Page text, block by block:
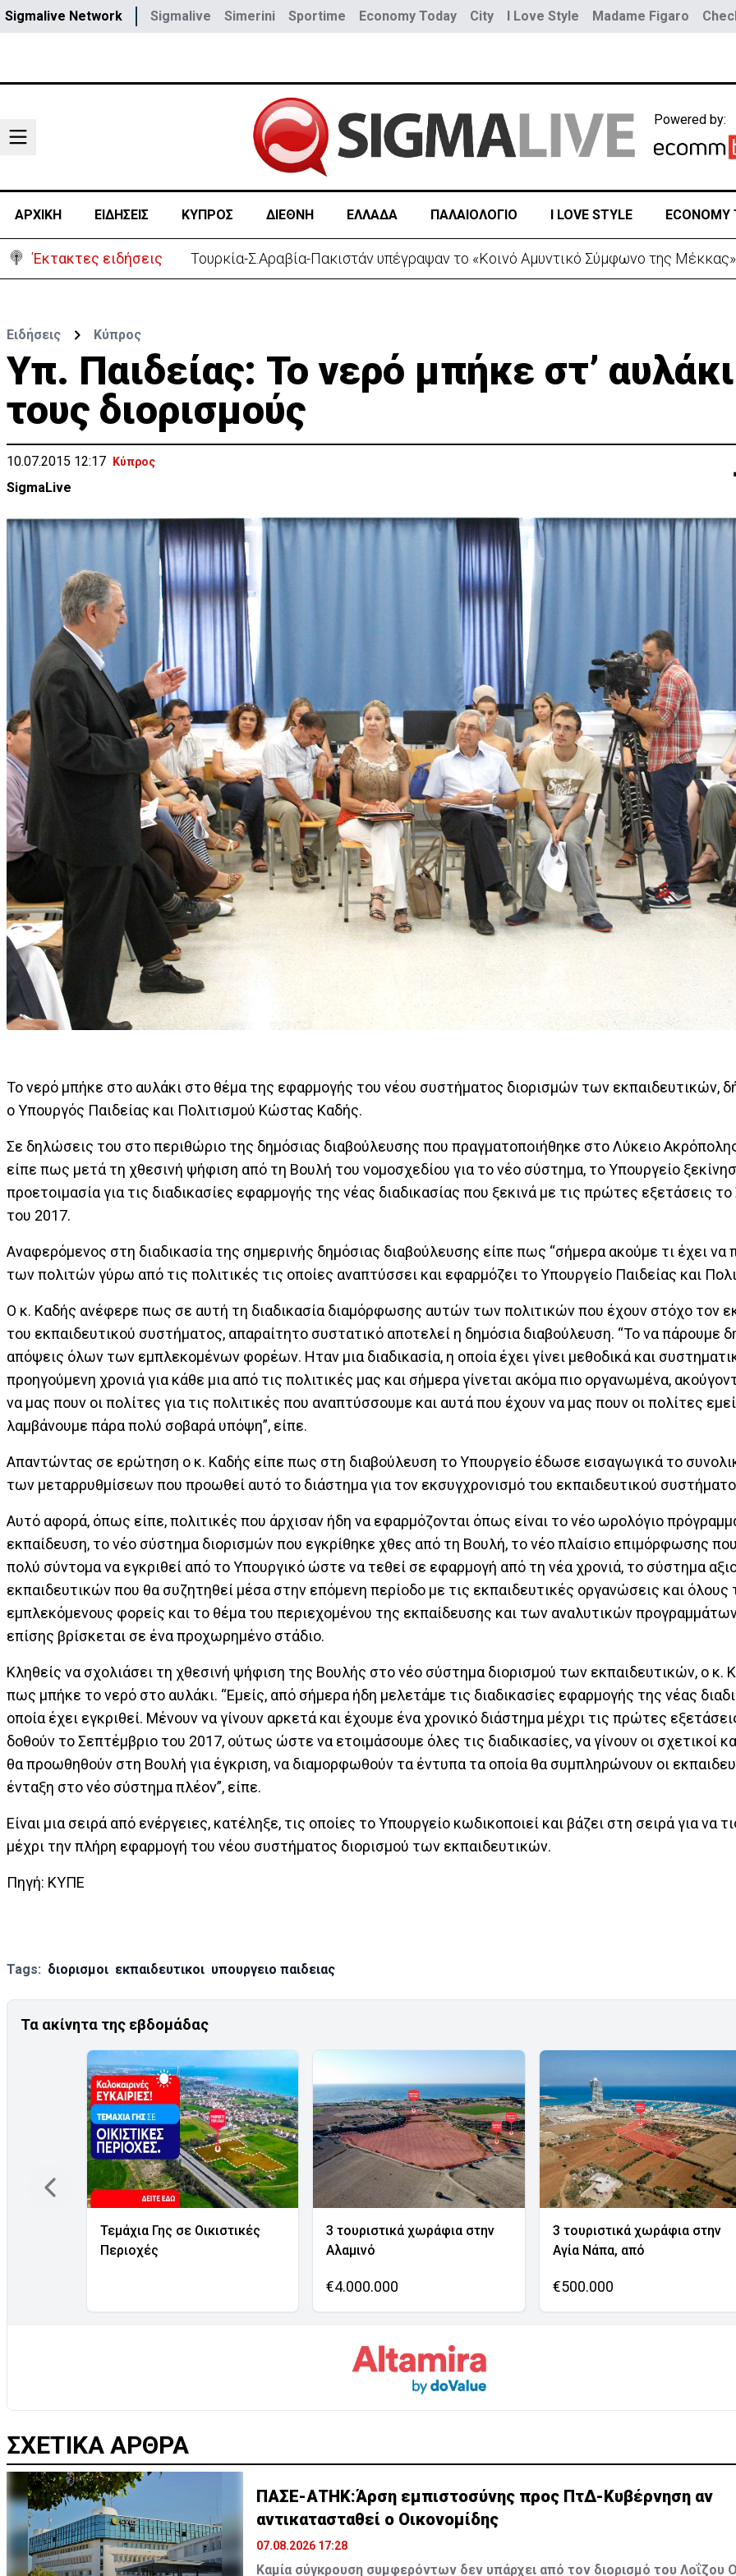
Sigmalive Network Sigmalive Simerini Sportime Economy Today City I Love Style Madame Figaro
Powered by:
ΑΡΧΙΚΗ ΕΙΔΗΣΕΙΣ ΚΥΠΡΟΣ ΔΙΕΘΝΗ ΕΛΛΑΔΑ ΠΑΛΑΙΟΛΟΓΙΟ I LOVE STYLE ECONOMY
Έκτακτες ειδήσεις Αστυνομία: 119 επαναπατρισμοί σε μία ημέρα – Στους 5.288 από την αρχή του έτου
Ειδήσεις Κύπρος
Υπ. Παιδείας: Το νερό μπήκε στ’
τους διορισμούς
10.07.2015 12:17 Κύπρος
SigmaLive
Το νερό μπήκε στο αυλάκι στο θέμα της εφαρμογής του νέου συστήματος διορισμών των εκπαιδευτικών,
ο Υπουργός Παιδείας και Πολιτισμού Κώστας Καδής.
Σε δηλώσεις του στο περιθώριο της δημόσιας διαβούλευσης που πραγματοποιήθηκε στο Λύκειο
είπε πως μετά τη χθεσινή ψήφιση από τη Βουλή του νομοσχεδίου για το νέο σύστημα, το Υπουργείο
προετοιμασία για τις διαδικασίες εφαρμογής της νέας διαδικασίας που ξεκινά με τις πρώτες εξετάσεις
του 2017.
Αναφερόμενος στη διαδικασία της σημερινής δημόσιας διαβούλευσης είπε πως “σήμερα ακούμε τι έχει να
των πολιτών γύρω από τις πολιτικές τις οποίες αναπτύσσει και εφαρμόζει το Υπουργείο Παιδείας και
Ο κ. Καδής ανέφερε πως σε αυτή τη διαδικασία διαμόρφωσης αυτών των πολιτικών που έχουν στόχο τον
του εκπαιδευτικού συστήματος, απαραίτητο συστατικό αποτελεί η δημόσια διαβούλευση. “Το να πάρουμε
απόψεις όλων των εμπλεκομένων φορέων. Ηταν μια διαδικασία, η οποία έχει γίνει μεθοδικά και
προηγούμενη χρονιά για κάθε μια από τις πολιτικές μας και σήμερα γίνεται ακόμα πιο οργανωμένα,
να μας πουν οι πολίτες για τις πολιτικές που αναπτύσσουμε και αυτά που έχουν να μας πουν οι πολίτες
λαμβάνουμε πάρα πολύ σοβαρά υπόψη”, είπε.
Απαντώντας σε ερώτηση ο κ. Καδής είπε πως στη διαβούλευση το Υπουργείο έδωσε εισαγωγικά το
των μεταρρυθμίσεων που προωθεί αυτό το διάστημα για τον εκσυγχρονισμό του εκπαιδευτικού
Αυτό αφορά, όπως είπε, πολιτικές που άρχισαν ήδη να εφαρμόζονται όπως είναι το νέο ωρολόγιο
εκπαίδευση, το νέο σύστημα διορισμών που εγκρίθηκε χθες από τη Βουλή, το νέο πλαίσιο επιμόρφωσης
πολύ σύντομα να εγκριθεί από το Υπουργικό ώστε να τεθεί σε εφαρμογή από τη νέα χρονιά, το σύστημα
εκπαιδευτικών που θα συζητηθεί μέσα στην επόμενη περίοδο με τις εκπαιδευτικές οργανώσεις και όλους
εμπλεκόμενους φορείς και το θέμα του περιεχομένου της εκπαίδευσης και των αναλυτικών
επίσης βρίσκεται σε ένα προχωρημένο στάδιο.
Κληθείς να σχολιάσει τη χθεσινή ψήφιση της Βουλής στο νέο σύστημα διορισμού των εκπαιδευτικών, ο κ.
πως μπήκε το νερό στο αυλάκι. “Εμείς, από σήμερα ήδη μελετάμε τις διαδικασίες εφαρμογής της νέας
οποία έχει εγκριθεί. Μένουν να γίνουν αρκετά και έχουμε ένα χρονικό διάστημα μέχρι τις πρώτες
δοθούν το Σεπτέμβριο του 2017, ούτως ώστε να ετοιμάσουμε όλες τις διαδικασίες, να γίνουν οι σχετικοί
θα προωθηθούν στη Βουλή για έγκριση, να διαμορφωθούν τα έντυπα τα οποία θα συμπληρώνουν οι
ένταξη στο νέο σύστημα πλέον”, είπε.
Είναι μια σειρά από ενέργειες, κατέληξε, τις οποίες το Υπουργείο κωδικοποιεί και βάζει στη σειρά για να
μέχρι την πλήρη εφαρμογή του νέου συστήματος διορισμού των εκπαιδευτικών.
Πηγή: ΚΥΠΕ
Tags: διορισμοι εκπαιδευτικοι υπουργειο παιδειας
Τα ακίνητα της εβδομάδας
Τεμάχια Γης σε Οικιστικές
Περιοχές
3 τουριστικά χωράφια στην
Αλαμινό
€4.000.000
3 τουριστικά χωράφια στην
Αγία Νάπα, από
€500.000
ΣΧΕΤΙΚΑ ΑΡΘΡΑ
ΠΑΣΕ-ΑΤΗΚ:Άρση εμπιστοσύνης προς ΠτΔ-Κυβέρνηση αν
αντικατασταθεί ο Οικονομίδης
07.08.2026 17:28
Καμία σύγκρουση συμφερόντων δεν υπάρχει από τον διορισμό του Λοΐζου